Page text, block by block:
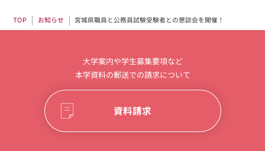
TOP お知らせ 宮城県職員と公務員試験受験者との懇談会を開催！
大学案内や学生募集要項など
本学資料の郵送での請求について
資料請求